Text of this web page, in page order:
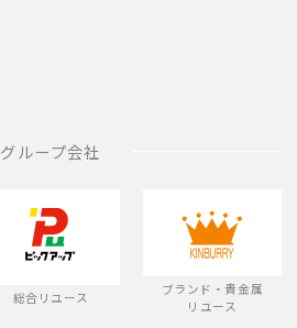
グループ会社
総合リユース
ブランド・貴金属
リユース